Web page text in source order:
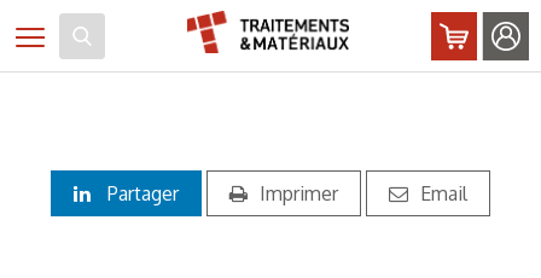
Toggle navigation
Partager Imprimer Email
Panneau de gestion des cookies